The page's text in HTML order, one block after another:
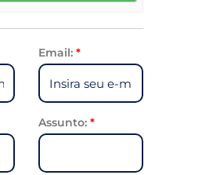
Email: *
Assunto: *